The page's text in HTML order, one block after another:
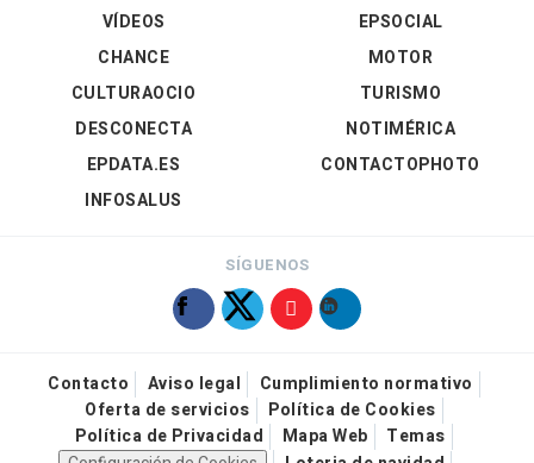
VÍDEOS
EPSOCIAL
CHANCE
CULTURAOCIO
DESCONECTA
EPDATA.ES
INFOSALUS
MOTOR
TURISMO
NOTIMÉRICA
CONTACTOPHOTO
SÍGUENOS
Contacto Aviso legal
Cumplimiento normativo
Oferta de servicios
Política de Cookies
Política de Privacidad
Mapa Web
Temas